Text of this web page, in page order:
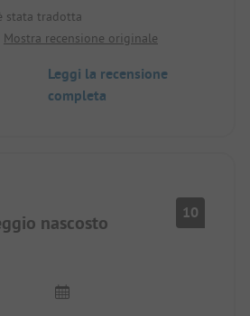
a volte difficili da
igienici puliti ma troppo
su ordinazione in loco.
raggiungibile a piedi, la
stata tradotta
Mostra recensione originale
Leggi la recensione
completa
nascosto 10